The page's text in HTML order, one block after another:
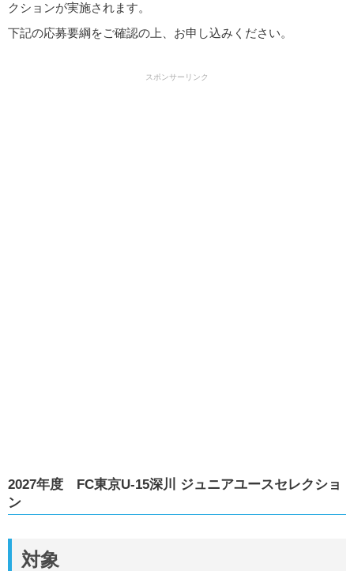
クションが実施されます。
下記の応募要綱をご確認の上、お申し込みください。
スポンサーリンク
2027年度 FC東京U-15深川 ジュニアユースセレクショ
ン
対象